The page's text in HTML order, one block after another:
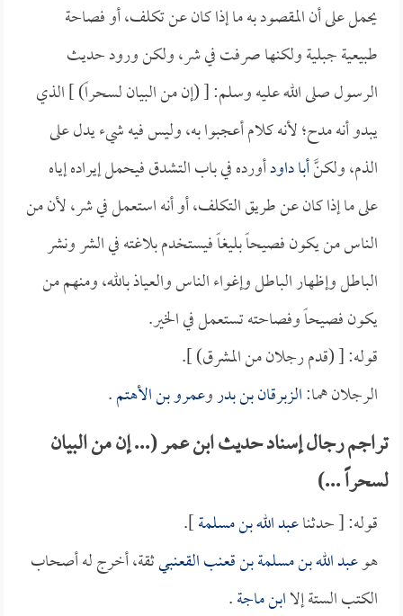
يحمل على أن المقصود به ما إذا كان عن تكلف، أو فصاحة
طبيعية جبلية ولكنها صرفت في شر، ولكن ورود حديث
الرسول صلى الله عليه وسلم: [ (إن من البيان لسحراً) ] الذي
يبدو أنه مدح؛ لأنه كلام أعجبوا به، وليس فيه شيء يدل على
الذم، ولكنَّأبا داودأورده في باب التشدق فيحمل إيراده إياه
على ما إذا كان عن طريق التكلف، أو أنه استعمل في شر، لأن من
الناس من يكون فصيحاً بليغاً فيستخدم بلاغته في الشر ونشر
الباطل وإظهار الباطل وإغواء الناس والعياذ بالله، ومنهم من
يكون فصيحاً وفصاحته تستعمل في الخير.
قوله: [ (قدم رجلان من المشرق) ].
الرجلان هما:الزبرقان بن بدروعمرو بن الأهتم.
تراجم رجال إسناد حديث ابن عمر (... إن من البيان
لسحراً ...)
قوله: [ حدثناعبد الله بن مسلمة].
هوعبد الله بن مسلمة بن قعنب القعنبيثقة، أخرج له أصحاب
الكتب الستة إلاابن ماجة.